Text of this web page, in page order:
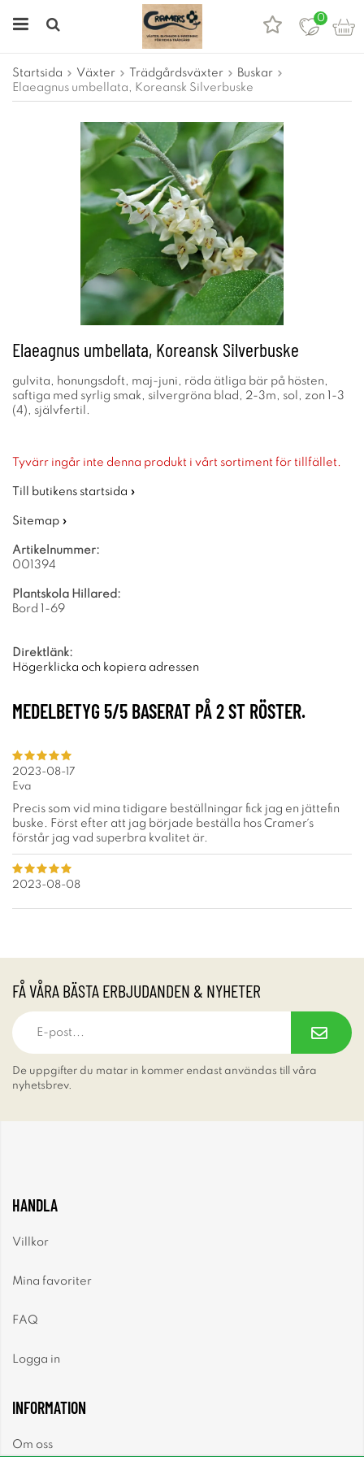
0
Startsida Växter Trädgårdsväxter
Buskar
Elaeagnus umbellata, Koreansk Silverbuske
Elaeagnus umbellata, Koreansk Silverbuske
gulvita, honungsdoft, maj-juni, röda ätliga bär på hösten,
saftiga med syrlig smak, silvergröna blad, 2-3m, sol, zon 1-3
(4), självfertil.
Tyvärr ingår inte denna produkt i vårt sortiment för tillfället.
Till butikens startsida »
Sitemap »
Artikelnummer:
001394
Plantskola Hillared:
Bord 1-69
Direktlänk:
Högerklicka och kopiera adressen
MEDELBETYG 5/5 BASERAT PÅ2ST RÖSTER.
2023-08-17
Eva
Precis som vid mina tidigare beställningar fick jag en jättefin
buske. Först efter att jag började beställa hos Cramer´s
förstår jag vad superbra kvalitet är.
2023-08-08
FÅ VÅRA BÄSTA ERBJUDANDEN & NYHETER
De uppgifter du matar in kommer endast användas till våra
nyhetsbrev.
HANDLA
Villkor
Mina favoriter
FAQ
Logga in
INFORMATION
Om oss